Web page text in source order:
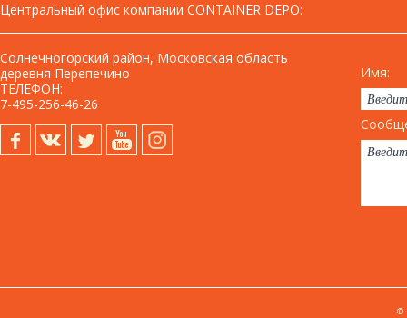
Центральный офис компании CONTAINER DEPO:
Солнечногорский район, Московская область
деревня Перепечино
ТЕЛЕФОН:
7-495-256-46-26
Имя:
©